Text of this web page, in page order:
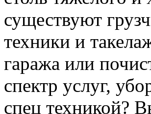
существуют
техники и
гаража или
спектр услуг,
спец техникой?